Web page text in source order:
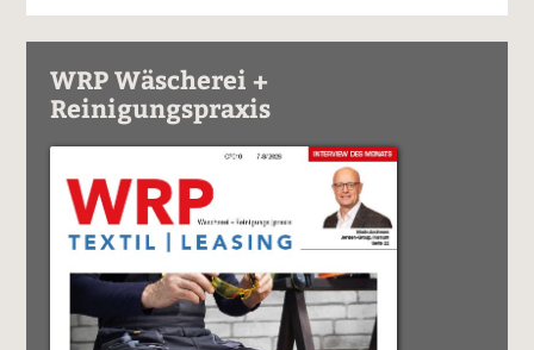
WRP Wäscherei +
Reinigungspraxis